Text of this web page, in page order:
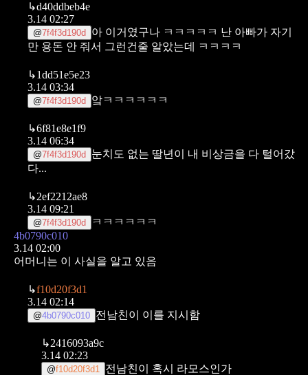
↳d40ddbeb4e
3.14 02:27
@7f4f3d190d 아 이거였구나 ㅋㅋㅋㅋㅋ 난 아빠가 자기
만 용돈 안 줘서 그런건줄 알았는데 ㅋㅋㅋㅋ
↳1dd51e5e23
3.14 03:34
@7f4f3d190d 앜ㅋㅋㅋㅋㅋㅋ
↳6f81e8e1f9
3.14 06:34
@7f4f3d190d
눈치도 없는 딸년이 내 비상금을 다 털어갔
다...
↳2ef2212ae8
3.14 09:21
@7f4f3d190d
ㅋㅋㅋㅋㅋㅋ
4b0790c010
3.14 02:00
어머니는 이 사실을 알고 있음
↳f10d20f3d1
3.14 02:14
@4b0790c010 전남친이 이를 지시함
↳2416093a9c
3.14 02:23
@f10d20f3d1 전남친이 혹시 라모스인가